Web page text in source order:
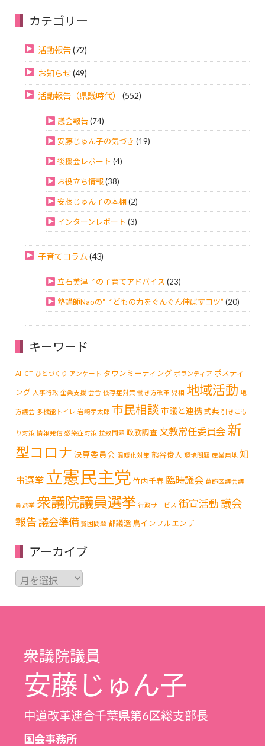
カテゴリー
活動報告(72)
お知らせ(49)
活動報告（県議時代） (552)
議会報告(74)
安藤じゅん子の気づき (19)
後援会レポート (4)
お役立ち情報(38)
安藤じゅん子の本棚(2)
インターンレポート (3)
子育てコラム (43)
立石美津子の子育てアドバイス (23)
塾講師Naoの“子どもの力をぐんぐん伸ばすコツ” (20)
キーワード
AI ICT ひとづくり アンケート タウンミーティング ボランティア ポスティ
ング 人事行政 企業支援 会合 依存症対策 働き方改革 児相 地域活動 地
方議会 多機能トイレ 岩崎孝太郎 市民相談 市議と連携 式典 引きこも
り対策 情報発信 感染症対策 拉致問題 政務調査 文教常任委員会 新
型コロナ 決算委員会 温暖化対策 熊谷俊人 環境問題 産業用地 知
事選挙 立憲民主党 竹内千春 臨時議会 葛飾区議会議
員選挙 衆議院議員選挙 行政サービス 街宣活動 議会
報告議会準備 貧困問題 都議選 鳥インフルエンザ
アーカイブ
ア
ー
カ
イ
衆議院議員
安藤じゅん子
中道改革連合千葉県第6区総支部長
国会事務所